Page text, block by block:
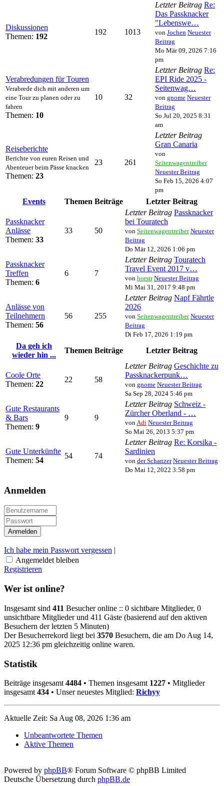
Diskussionen
Themen: 192
192 1013
Letzter Beitrag Re:
Das Passknacker
"Lebenswe…
von Jochen Neuester
Beitrag
Mo Mär 09, 2026 7:16
pm
Verabredungen für Touren
Verabrede dich mit anderen um
eine Tour zu planen oder zu
fahren
Themen: 10
10 32
Letzter Beitrag Re:
EPI Ride 2025 -
Seitenwag…
von gnome Neuester
Beitrag
So Jul 20, 2025 8:31
am
Reiseberichte
Berichte von euren Reisen und
Abenteuer beim Pässe knacken
Themen: 23
23 261
Letzter Beitrag
Gran Canaria
von
Seitenwagentreiber
Neuester Beitrag
So Feb 15, 2026 4:07
pm
Events Themen Beiträge Letzter Beitrag
Passknacker
Anlässe
Themen: 33
33 50
Letzter Beitrag Passknacker
bei Touratech
von Seitenwagentreiber Neuester
Beitrag
Do Mär 12, 2026 1:06 pm
Passknacker
Treffen
Themen: 6
6 7
Letzter Beitrag Touratech
Travel Event 2017 v…
von horstr Neuester Beitrag
Mi Mai 31, 2017 9:48 pm
Anlässe von
Teilnehmern
Themen: 56
56 255
Letzter Beitrag Napf Fährtle
2026
von Seitenwagentreiber Neuester
Beitrag
Di Feb 17, 2026 1:19 pm
Da geh ich
wieder hin ...
Themen Beiträge Letzter Beitrag
Coole Orte
Themen: 22
22 58
Letzter Beitrag Geschichte zu
Passknackerpunk…
von gnome Neuester Beitrag
Sa Sep 28, 2024 5:46 pm
Gute Restaurants
& Bars
Themen: 9
9 9
Letzter Beitrag Schweiz -
Zürcher Oberland - …
vonAdi Neuester Beitrag
So Mai 26, 2013 5:37 pm
Gute Unterkünfte
Themen: 54
54 74
Letzter Beitrag Re: Korsika -
Sardinien
von der Schanzer Neuester Beitrag
Do Mai 12, 2022 3:58 pm
Anmelden
Ich habe mein Passwort vergessen |
Angemeldet bleiben
Registrieren
Wer ist online?
Insgesamt sind 411 Besucher online :: 0 sichtbare Mitglieder, 0
unsichtbare Mitglieder und 411 Gäste (basierend auf den aktiven
Besuchern der letzten 5 Minuten)
Der Besucherrekord liegt bei 3570 Besuchern, die am Do Aug 14,
2025 12:36 pm gleichzeitig online waren.
Statistik
Beiträge insgesamt 4484 • Themen insgesamt 1227 • Mitglieder
insgesamt 434 • Unser neuestes Mitglied: Richyy
Aktuelle Zeit: Sa Aug 08, 2026 1:36 am
Unbeantwortete Themen
Aktive Themen
Powered by phpBB® Forum Software © phpBB Limited
Deutsche Übersetzung durch phpBB.de